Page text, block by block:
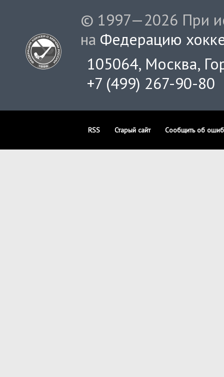
© 1997—2026 При
на Федерацию
105064, Москва,
+7 (499) 267-90-80
RSS Старый сайт Сообщить об